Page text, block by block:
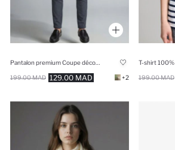
129.00 MAD
199.00 MAD +2 199.00 MAD